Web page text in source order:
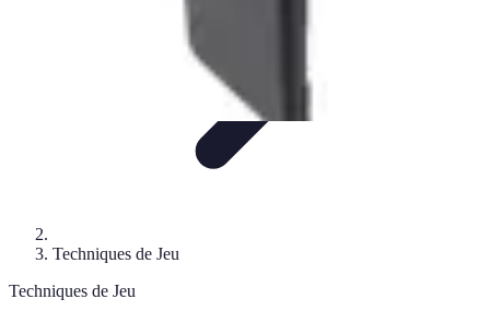
Techniques de Jeu
Techniques de Jeu